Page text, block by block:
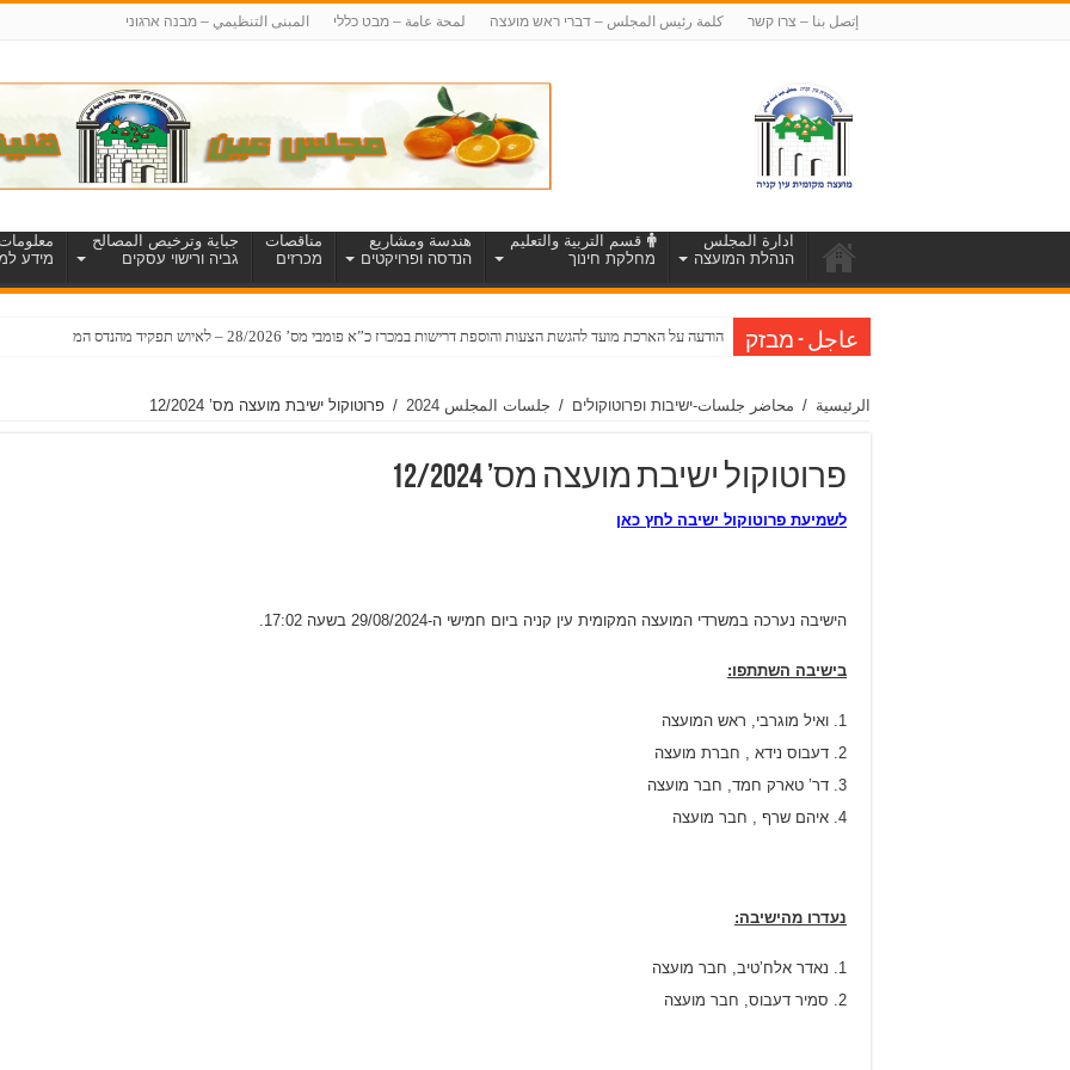
إتصل بنا – צרו קשר كلمة رئيس المجلس – דברי ראש מועצה لمحة عامة – מבט כללי المبنى التنظيمي – מבנה ארגוני
ادارة المجلس
הנהלת המועצה
قسم التربية والتعليم
מחלקת חינוך
هندسة ومشاريع
הנדסה ופרויקטים
مناقصات
מכרזים
جباية وترخيص المصالح
גביה ורישוי עסקים
מידע
عاجل - מבזק מכרז כ”א פנימי/חיצוני פומבי מס’ 26/2026 – לאיוש
الرئيسية / محاضر جلسات-ישיבות ופרוטוקולים / جلسات المجلس 2024 / פרוטוקול ישיבת מועצה מס’ 12/2024
פרוטוקול ישיבת מועצה מס’ 12/2024
לשמיעת פרוטוקול ישיבה לחץ כאן
הישיבה נערכה במשרדי המועצה המקומית עין קניה ביום חמישי ה-29/08/2024 בשעה 17:02.
בישיבה השתתפו:
ואיל מוגרבי, ראש המועצה
דעבוס נידא , חברת מועצה
דר’ טארק חמד, חבר מועצה
איהם שרף , חבר מועצה
נעדרו מהישיבה:
נאדר אלח’טיב, חבר מועצה
סמיר דעבוס, חבר מועצה